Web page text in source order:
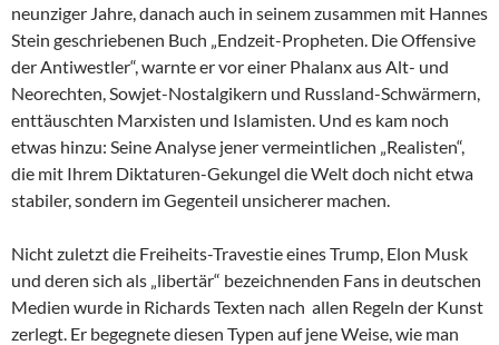
neunziger Jahre, danach auch in seinem zusammen mit Hannes
Stein geschriebenen Buch „Endzeit-Propheten. Die Offensive
der Antiwestler“, warnte er vor einer Phalanx aus Alt- und
Neorechten, Sowjet-Nostalgikern und Russland-Schwärmern,
enttäuschten Marxisten und Islamisten. Und es kam noch
etwas hinzu: Seine Analyse jener vermeintlichen „Realisten“,
die mit Ihrem Diktaturen-Gekungel die Welt doch nicht etwa
stabiler, sondern im Gegenteil unsicherer machen.
Nicht zuletzt die Freiheits-Travestie eines Trump, Elon Musk
und deren sich als „libertär“ bezeichnenden Fans in deutschen
Medien wurde in Richards Texten nach allen Regeln der Kunst
zerlegt. Er begegnete diesen Typen auf jene Weise, wie man